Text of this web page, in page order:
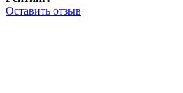
Оставить отзыв